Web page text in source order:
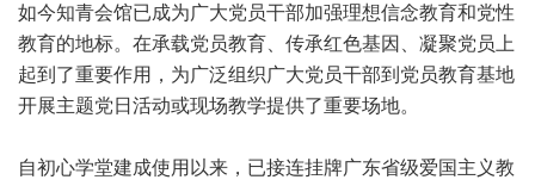
如今知青会馆已成为广大党员干部加强理想信念教育和党性
教育的地标。在承载党员教育、传承红色基因、凝聚党员上
起到了重要作用，为广泛组织广大党员干部到党员教育基地
开展主题党日活动或现场教学提供了重要场地。
自初心学堂建成使用以来，已接连挂牌广东省级爱国主义教